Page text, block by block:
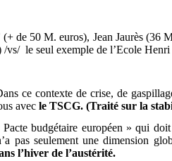
de 50 M. euros), Jean Jaurès (36
/vs/ le seul exemple de l’Ecole
ce contexte de crise, de
avec le TSCG. (Traité sur la
budgétaire européen » qui
pas seulement une dimension
l’hiver de l’austérité.